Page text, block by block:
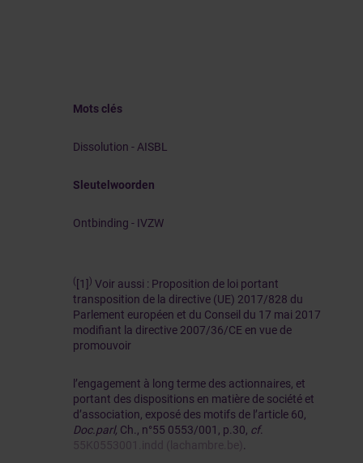
Mots clés
Dissolution - AISBL
Sleutelwoorden
Ontbinding - IVZW
( [1] ) Voir aussi : Proposition de loi portant
transposition de la directive (UE) 2017/828 du
Parlement européen et du Conseil du 17 mai 2017
modifiant la directive 2007/36/CE en vue de
promouvoir
l’engagement à long terme des actionnaires, et
portant des dispositions en matière de société et
d’association, exposé des motifs de l’article 60,
Doc.parl, Ch., n°55 0553/001, p.30, cf.
55K0553001.indd (lachambre.be)